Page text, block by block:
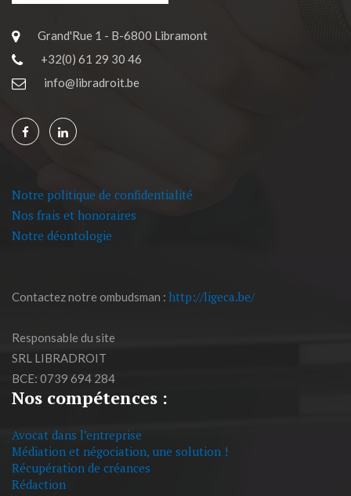
Grand'Rue 1 - B-6800 Libramont
+32(0) 61 29 30 46
info@libradroit.be
Notre politique de confidentialité
Nos frais et honoraires
Notre déontologie
Contactez notre ombudsman : http://ligeca.be/
Responsable du site
SRL LIBRADROIT
BCE: 0739 694 284
Nos compétences :
Avocat dans l’entreprise
Médiation et négociation, une solution !
Récupération de créances
Rédaction